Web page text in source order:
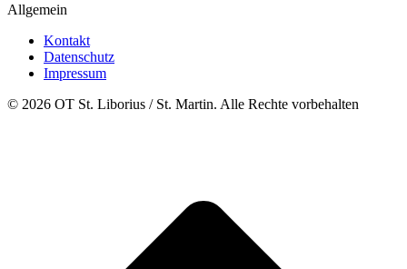
Allgemein
Kontakt
Datenschutz
Impressum
© 2026 OT St. Liborius / St. Martin. Alle Rechte vorbehalten